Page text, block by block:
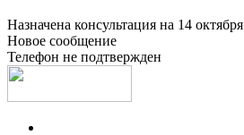
Назначена консультация на 14 октября
Новое сообщение
Телефон не подтвержден